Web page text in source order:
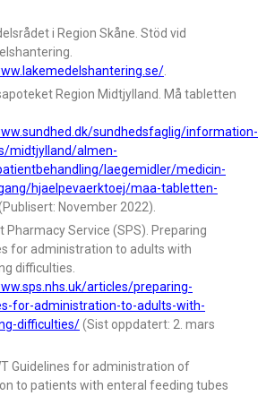
i Region Skåne. Stöd vid
.
Region Midtjylland. Må tabletten
sundhedsfaglig/information-
midtjylland/almen-
laegemidler/medicin-
hjaelpevaerktoej/maa-tabletten-
November 2022).
Pharmacy Service (SPS). Preparing
for administration to adults with
difficulties.
articles/preparing-
for-administration-to-adults-with-
difficulties/(Sist oppdatert: 2. mars
Guidelines for administration of
to patients with enteral feeding tubes